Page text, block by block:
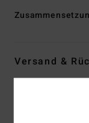
Versand &